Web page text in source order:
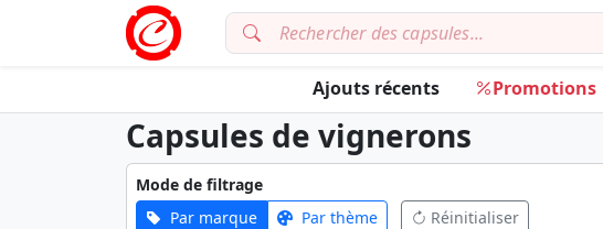
Ajouts récents Promotions
Capsules de vignerons
Mode de filtrage
Par marque
Par thème Réinitialiser